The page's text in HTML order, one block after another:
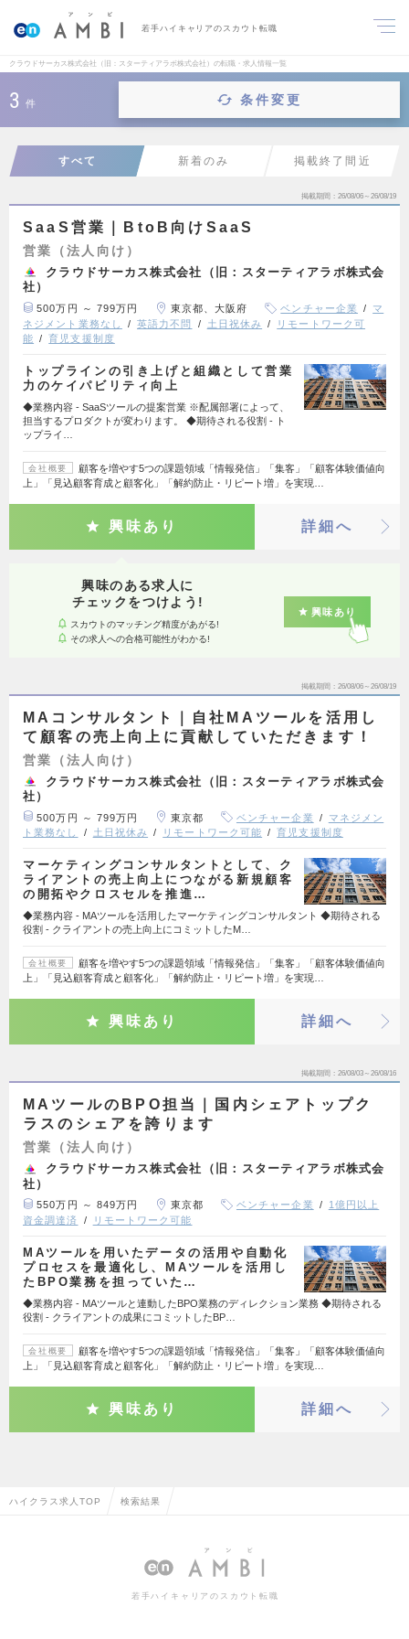
若手ハイキャリアのスカウト転職
クラウドサーカス株式会社（旧：スターティアラボ株式会社）の転職・求人情報一覧
3 件 条件変更
すべて 新着のみ 掲載終了間近
掲載期間 26/08/06～26/08/19
SaaS営業｜BtoB向けSaaS
営業（法人向け）
クラウドサーカス株式会社（旧：スターティアラボ株式会
社）
500万円 ～ 799万円 東京都、大阪府 ベンチャー企業
マ
ネジメント業務なし
英語力不問 土日祝休み
リモートワーク可
能
育児支援制度
トップラインの引き上げと組織として営業
力のケイパビリティ向上
◆業務内容 - SaaSツールの提案営業 ※配属部署によって、
担当するプロダクトが変わります。 ◆期待される役割 - ト
ップライ…
会社概要
顧客を増やす5つの課題領域「情報発信」「集客」「顧客体験価値向
上」「見込顧客育成と顧客化」「解約防止・リピート増」を実現…
興味あり 詳細へ
興味のある求人に
チェックをつけよう!
スカウトのマッチング精度があがる!
その求人への合格可能性がわかる!
興味あり
掲載期間 26/08/06～26/08/19
MAコンサルタント｜自社MAツールを活用し
て顧客の売上向上に貢献していただきます！
営業（法人向け）
クラウドサーカス株式会社（旧：スターティアラボ株式会
社）
500万円 ～ 799万円 東京都 ベンチャー企業
マネジメン
ト業務なし
土日祝休み リモートワーク可能 育児支援制度
マーケティングコンサルタントとして、ク
ライアントの売上向上につながる新規顧客
の開拓やクロスセルを推進…
◆業務内容 - MAツールを活用したマーケティングコンサルタント ◆期待される
役割 - クライアントの売上向上にコミットしたM…
会社概要
顧客を増やす5つの課題領域「情報発信」「集客」「顧客体験価値向
上」「見込顧客育成と顧客化」「解約防止・リピート増」を実現…
興味あり 詳細へ
掲載期間 26/08/03～26/08/16
MAツールのBPO担当｜国内シェアトップク
ラスのシェアを誇ります
営業（法人向け）
クラウドサーカス株式会社（旧：スターティアラボ株式会
社）
550万円 ～ 849万円 東京都 ベンチャー企業
1億円以上
資金調達済
リモートワーク可能
MAツールを用いたデータの活用や自動化
プロセスを最適化し、MAツールを活用し
たBPO業務を担っていた…
◆業務内容 - MAツールと連動したBPO業務のディレクション業務 ◆期待される
役割 - クライアントの成果にコミットしたBP…
会社概要
顧客を増やす5つの課題領域「情報発信」「集客」「顧客体験価値向
上」「見込顧客育成と顧客化」「解約防止・リピート増」を実現…
興味あり 詳細へ
ハイクラス求人TOP 検索結果
若手ハイキャリアのスカウト転職